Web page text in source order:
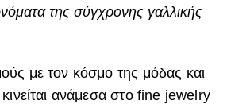
της σύγχρονης γαλλικής
με τον κόσμο της μόδας και
ανάμεσα στο fine jewelry